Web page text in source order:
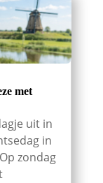
met
uit in
in
zondag